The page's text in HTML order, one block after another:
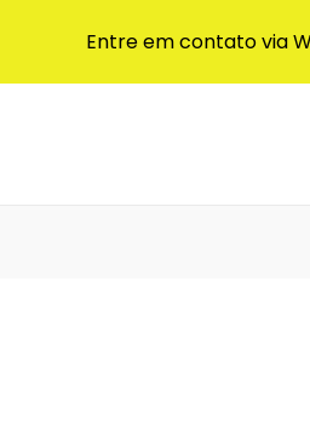
Entre em contato via